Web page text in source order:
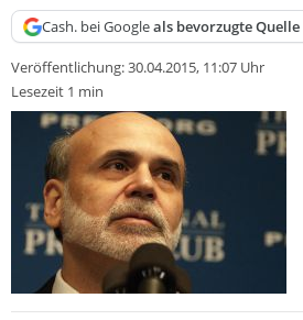
Cash. bei Googleals bevorzugte
Veröffentlichung:30.04.2015, 11:07 Uhr
Lesezeit 1 min